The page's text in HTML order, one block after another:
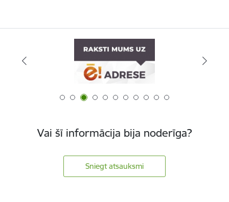
Vai šī informācija bija noderīga?
Sniegt atsauksmi